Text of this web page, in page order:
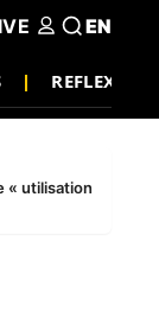
REFLEXION
EN
« utilisation